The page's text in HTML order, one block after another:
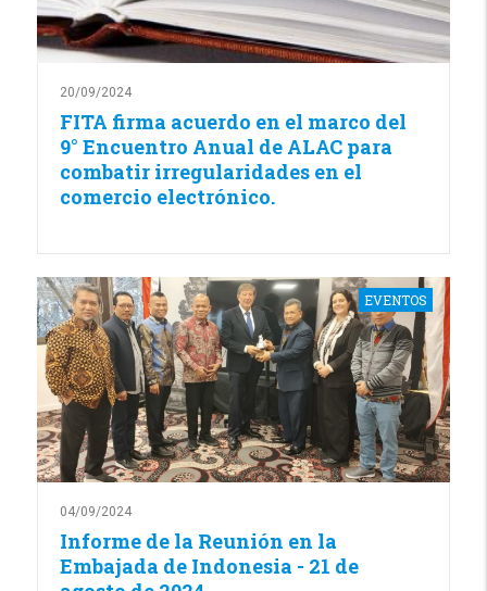
20/09/2024
FITA firma acuerdo en el marco del
9° Encuentro Anual de ALAC para
combatir irregularidades en el
comercio electrónico.
EVENTOS
04/09/2024
Informe de la Reunión en la
Embajada de Indonesia - 21 de